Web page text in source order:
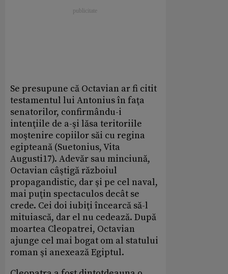
Se presupune că Octavian ar fi citit
testamentul lui Antonius în faţa
senatorilor, confirmându-i
intenţiile de a-şi lăsa teritoriile
moştenire copiilor săi cu regina
egipteană (Suetonius, Vita
Augusti17). Adevăr sau minciună,
Octavian câştigă războiul
propagandistic, dar şi pe cel naval,
mai puţin spectaculos decât se
crede. Cei doi iubiţi încearcă să-l
mituiască, dar el nu cedează. După
moartea Cleopatrei, Octavian
ajunge cel mai bogat om al statului
roman şi anexează Egiptul.